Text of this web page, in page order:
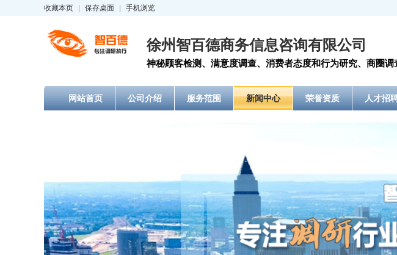
收藏本页 保存桌面 手机浏览
徐州智百德商务信息咨询有限公司
神秘顾客检测、满意度调查、消费者态度和行为研究、商圈调
网站首页 公司介绍 服务范围 新闻中心 荣誉资质 人才招